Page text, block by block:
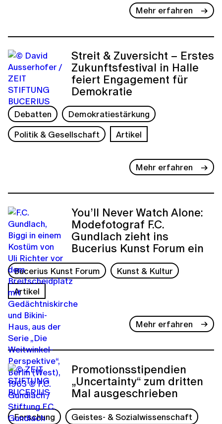
Mehr erfahren
Streit & Zuversicht – Erstes
Zukunftsfestival in Halle
feiert Engagement für
Demokratie
Debatten
Demokratiestärkung
Politik & Gesellschaft
Artikel
Mehr erfahren
You’ll Never Watch Alone:
Modefotograf F.C.
Gundlach zieht ins
Bucerius Kunst Forum ein
Bucerius Kunst Forum
Kunst & Kultur
Artikel
Mehr erfahren
Promotionsstipendien
„Uncertainty“ zum dritten
Mal ausgeschrieben
Forschung
Geistes- & Sozialwissenschaft